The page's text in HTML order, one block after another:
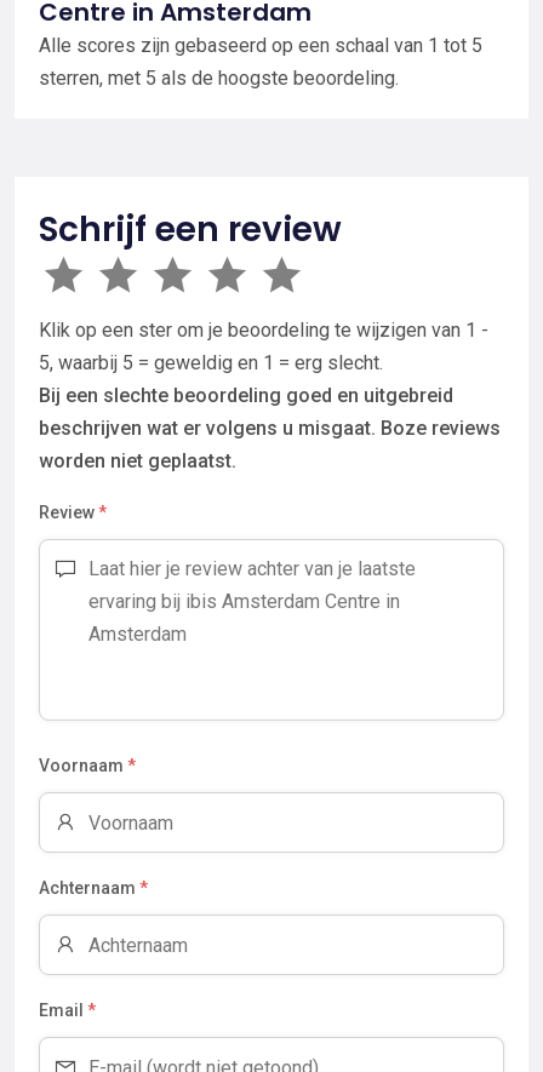
Centre in Amsterdam
Alle scores zijn gebaseerd op een schaal van 1 tot 5
sterren, met 5 als de hoogste beoordeling.
Schrijf een review
Klik op een ster om je beoordeling te wijzigen van 1 -
5, waarbij 5 = geweldig en 1 = erg slecht.
Bij een slechte beoordeling goed en uitgebreid
beschrijven wat er volgens u misgaat. Boze reviews
worden niet geplaatst.
Review*
Voornaam *
Achternaam *
Email *